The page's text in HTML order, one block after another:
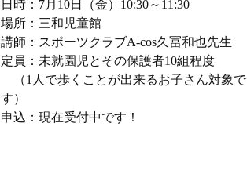
日時：7月10日（金）10:30～11:30
場所：三和児童館
講師：スポーツクラブA-cos久冨和也先生
定員：未就園児とその保護者10組程度
（1人で歩くことが出来るお子さん対象で
す）
申込：現在受付中です！